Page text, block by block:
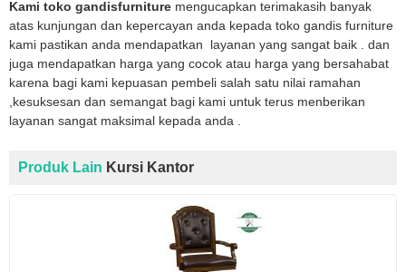
Kami toko gandisfurniture mengucapkan terimakasih banyak
atas kunjungan dan kepercayan anda kepada toko gandis furniture
kami pastikan anda mendapatkan layanan yang sangat baik . dan
juga mendapatkan harga yang cocok atau harga yang bersahabat
karena bagi kami kepuasan pembeli salah satu nilai ramahan
,kesuksesan dan semangat bagi kami untuk terus menberikan
layanan sangat maksimal kepada anda .
Produk Lain Kursi Kantor